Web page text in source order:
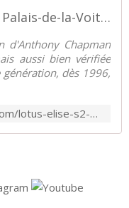
AG68 * Lotus Elise S2 111S - Palais-de-la-Voiture.com
d'Anthony Chapman
aussi bien vérifiée
dès 1996,
http://www.palais-de-la-voiture.com/lotus-elise-s2-111s.html